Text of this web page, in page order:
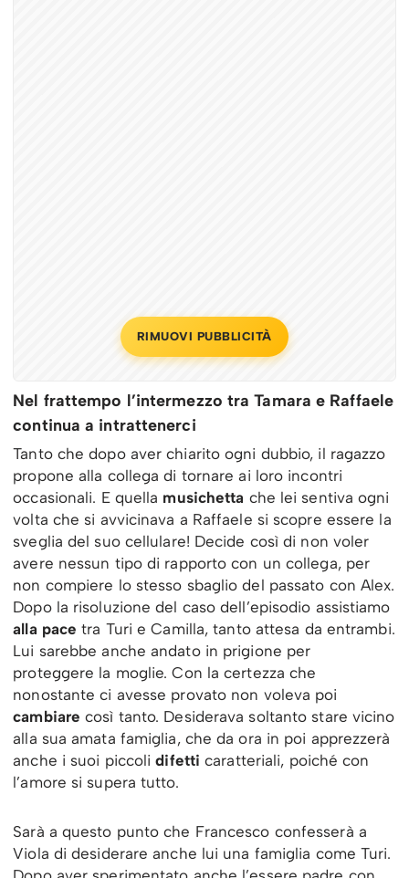
RIMUOVI PUBBLICITÀ
Nel frattempo l’intermezzo tra Tamara e Raffaele
continua a intrattenerci
Tanto che dopo aver chiarito ogni dubbio, il ragazzo
propone alla collega di tornare ai loro incontri
occasionali. E quella musichetta che lei sentiva ogni
volta che si avvicinava a Raffaele si scopre essere la
sveglia del suo cellulare! Decide così di non voler
avere nessun tipo di rapporto con un collega, per
non compiere lo stesso sbaglio del passato con Alex.
Dopo la risoluzione del caso dell’episodio assistiamo
alla pace tra Turi e Camilla, tanto attesa da entrambi.
Lui sarebbe anche andato in prigione per
proteggere la moglie. Con la certezza che
nonostante ci avesse provato non voleva poi
cambiare così tanto. Desiderava soltanto stare vicino
alla sua amata famiglia, che da ora in poi apprezzerà
anche i suoi piccolidifetticaratteriali, poiché con
l’amore si supera tutto.
Sarà a questo punto che Francesco confesserà a
Viola di desiderare anche lui una famiglia come Turi.